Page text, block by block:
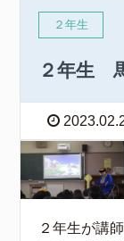
２年生
２年生
２年生が講